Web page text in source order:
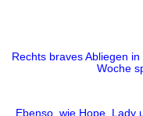
Rechts braves Abliegen
Woche
Ebenso, wie Hope, Lady